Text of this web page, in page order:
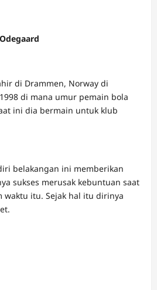
di Drammen, Norway di
di mana umur pemain bola
ini dia bermain untuk klub
belakangan ini memberikan
sukses merusak kebuntuan saat
waktu itu. Sejak hal itu dirinya